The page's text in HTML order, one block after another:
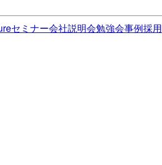
セミナー会社説明会勉強会事例採用